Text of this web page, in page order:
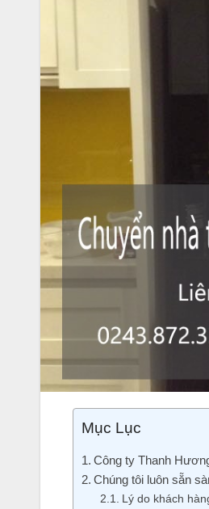
Mục Lục
Công ty Thanh
Chúng tôi luôn sẵn
Lý do khách